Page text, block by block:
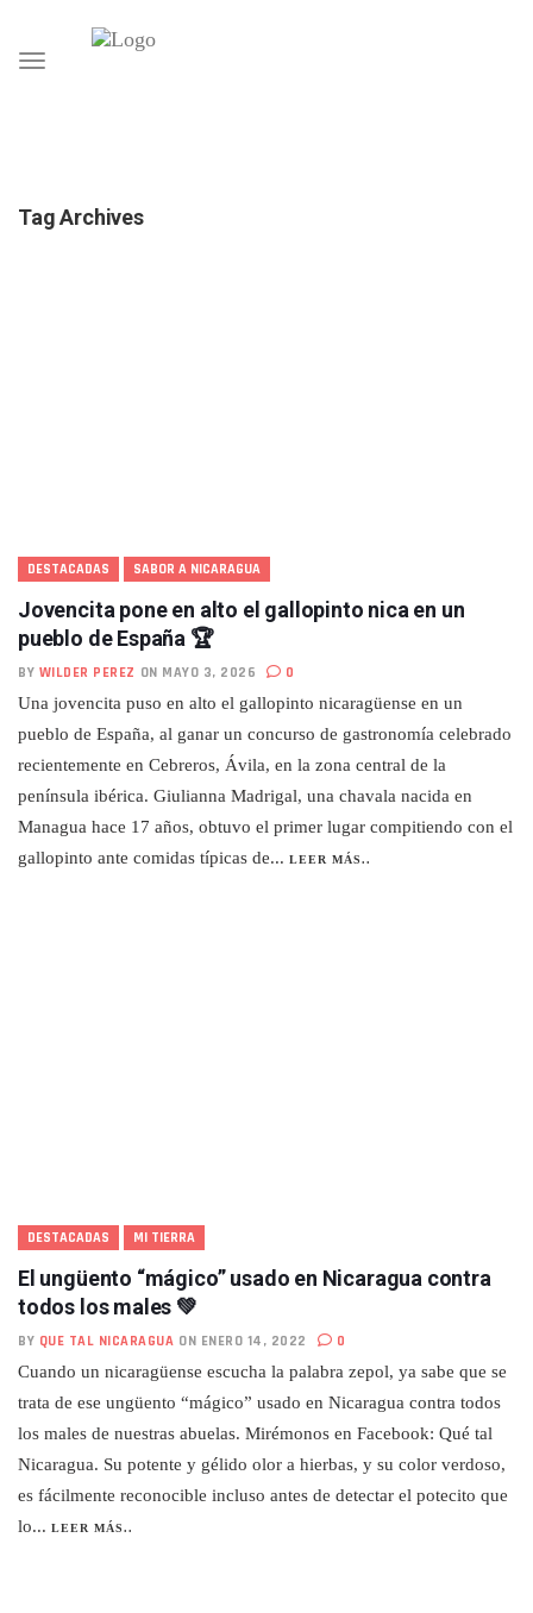
Toggle
Tag Archives
DESTACADAS SABOR A NICARAGUA
Jovencita pone en alto el gallopinto nica en un
pueblo de España 🏆
BY WILDER PEREZ ON MAYO 3, 2026 0
Una jovencita puso en alto el gallopinto nicaragüense en un
pueblo de España, al ganar un concurso de gastronomía celebrado
recientemente en Cebreros, Ávila, en la zona central de la
península ibérica. Giulianna Madrigal, una chavala nacida en
Managua hace 17 años, obtuvo el primer lugar compitiendo con el
gallopinto ante comidas típicas de... LEER MÁS..
DESTACADAS MI TIERRA
El ungüento “mágico” usado en Nicaragua contra
todos los males 💚
BY QUE TAL NICARAGUA ON ENERO 14, 2022 0
Cuando un nicaragüense escucha la palabra zepol, ya sabe que se
trata de ese ungüento “mágico” usado en Nicaragua contra todos
los males de nuestras abuelas. Mirémonos en Facebook: Qué tal
Nicaragua. Su potente y gélido olor a hierbas, y su color verdoso,
es fácilmente reconocible incluso antes de detectar el potecito que
lo... LEER MÁS..